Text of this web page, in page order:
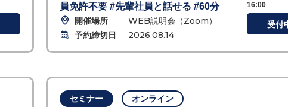
員免許不要 #先輩社員と話せる #60分
開催場所
WEB説明会（Zoom）
予約締切日
2026.08.14
16:00
受付
セミナー オンライン